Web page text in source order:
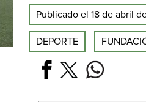
Publicado el 18 de abril
DEPORTE